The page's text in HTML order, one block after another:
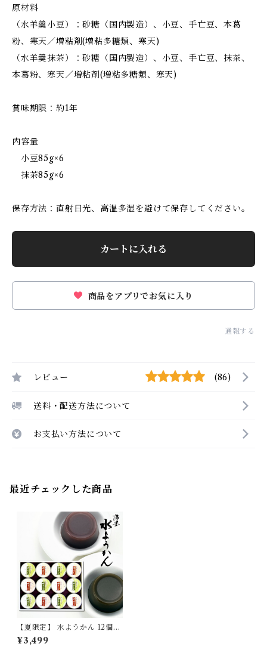
原材料
（水羊羹小豆）：砂糖（国内製造）、小豆、手亡豆、本葛
粉、寒天／増粘剤(増粘多糖類、寒天)
（水羊羹抹茶）：砂糖（国内製造）、小豆、手亡豆、抹茶、
本葛粉、寒天／増粘剤(増粘多糖類、寒天)
賞味期限：約1年
内容量
小豆85g×6
抹茶85g×6
保存方法：直射日光、高温多湿を避けて保存してください。
カートに入れる
商品をアプリでお気に入り
通報する
レビュー (86)
送料・配送方法について
お支払い方法について
最近チェックした商品
【夏限定】 水ようかん 12個
セット 【季節限定/期間限定】
¥3,499